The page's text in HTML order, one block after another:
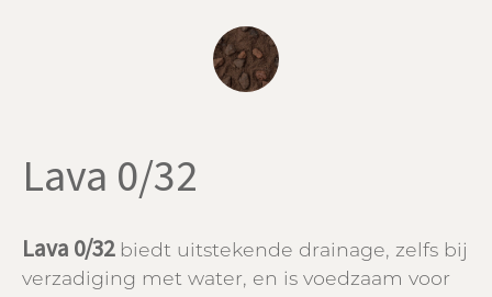
Lava 0/32
Lava 0/32biedt uitstekende drainage, zelfs bij
verzadiging met water, en is voedzaam voor